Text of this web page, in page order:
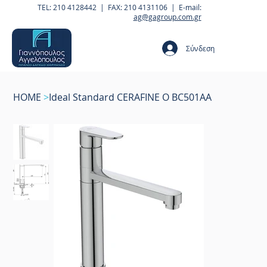
TEL: 210 4128442 | FAX: 210 4131106 | E-mail:
ag@gagroup.com.gr
Σύνδεση
HOME >Ideal Standard CERAFINE O BC501AA